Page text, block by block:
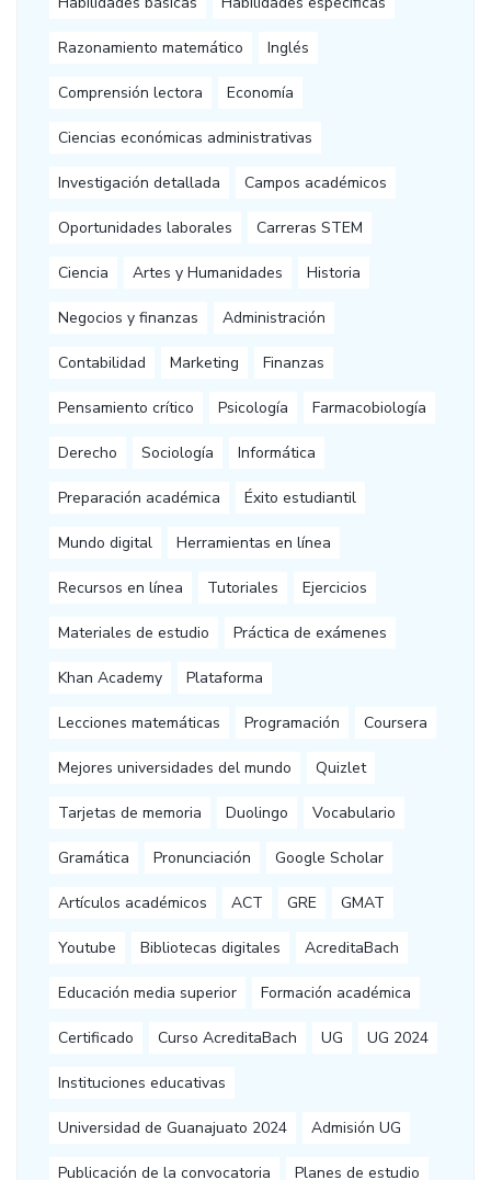
Razonamiento matemático Inglés
Comprensión lectora Economía
Ciencias económicas administrativas
Investigación detallada Campos académicos
Oportunidades laborales Carreras STEM
Ciencia Artes y Humanidades Historia
Negocios y finanzas Administración
Contabilidad Marketing Finanzas
Pensamiento crítico Psicología Farmacobiología
Derecho Sociología Informática
Preparación académica Éxito estudiantil
Mundo digital Herramientas en línea
Recursos en línea Tutoriales Ejercicios
Materiales de estudio Práctica de exámenes
Khan Academy Plataforma
Lecciones matemáticas Programación Coursera
Mejores universidades del mundo Quizlet
Tarjetas de memoria Duolingo Vocabulario
Gramática Pronunciación Google Scholar
Artículos académicos ACT GRE GMAT
Youtube Bibliotecas digitales AcreditaBach
Educación media superior Formación académica
Certificado Curso AcreditaBach UG UG 2024
Instituciones educativas
Universidad de Guanajuato 2024 Admisión UG
Publicación de la convocatoria Planes de estudio